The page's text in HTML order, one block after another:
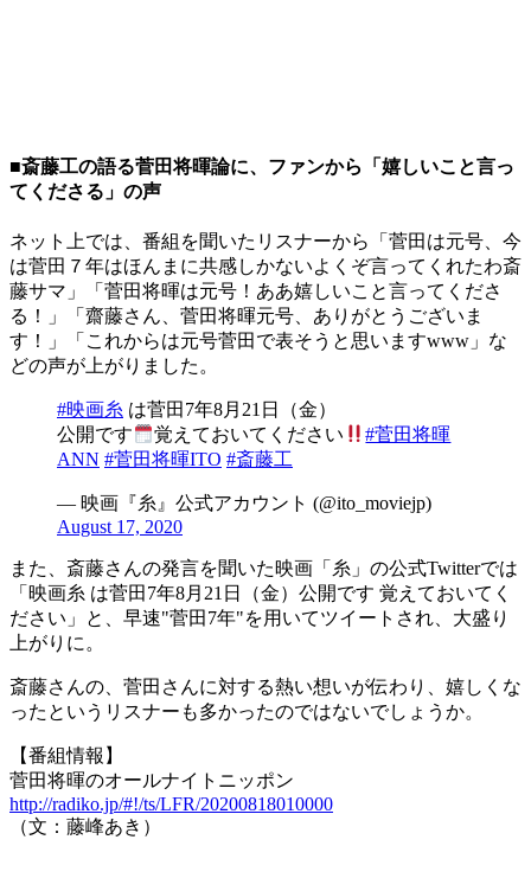
■斎藤工の語る菅田将暉論に、ファンから「嬉しいこと言っ
てくださる」の声
ネット上では、番組を聞いたリスナーから「菅田は元号、今
は菅田７年はほんまに共感しかないよくぞ言ってくれたわ斎
藤サマ」「菅田将暉は元号！ああ嬉しいこと言ってくださ
る！」「齋藤さん、菅田将暉元号、ありがとうございま
す！」「これからは元号菅田で表そうと思いますwww」な
どの声が上がりました。
#映画糸 は菅田7年8月21日（金）
公開です
覚えておいてください
#菅田将暉
ANN #菅田将暉ITO #斎藤工
— 映画『糸』公式アカウント (@ito_moviejp)
August 17, 2020
また、斎藤さんの発言を聞いた映画「糸」の公式Twitterでは
「映画糸 は菅田7年8月21日（金）公開です 覚えておいてく
ださい」と、早速"菅田7年"を用いてツイートされ、大盛り
上がりに。
斎藤さんの、菅田さんに対する熱い想いが伝わり、嬉しくな
ったというリスナーも多かったのではないでしょうか。
【番組情報】
菅田将暉のオールナイトニッポン
http://radiko.jp/#!/ts/LFR/20200818010000
（文：藤峰あき）